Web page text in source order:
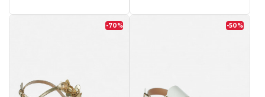
-70% -50%